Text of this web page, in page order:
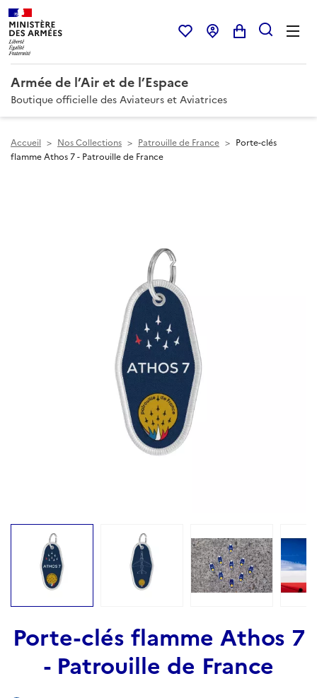
Armée de l’Air et de l’Espace
Boutique officielle des Aviateurs et Aviatrices
Accueil > Nos Collections > Patrouille de France > Porte-clés
flamme Athos 7 - Patrouille de France
Porte-clés flamme Athos 7
- Patrouille de France